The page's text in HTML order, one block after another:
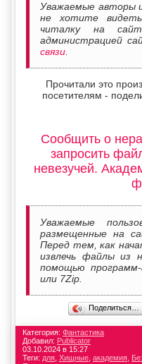
Уважаемые авторы
не хотите
читалку на
администрацией
связи
Прочитали это
посетителям -
Сообщить о
запросить
невезучей.
Уважаемые
размещенные на
Перед тем, как
извлечь файлы из
помощью программ-
или 7Zip.
Поделиться…
Категория: Фантастика
Добавил: Publicator
03.10.2024 в 15:27
Теги: для Хищные академия